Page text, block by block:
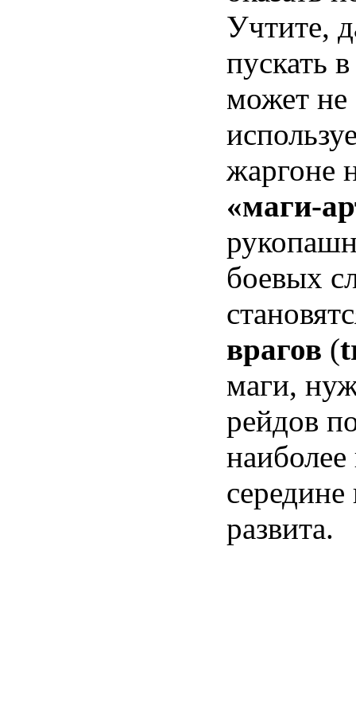
Учтите,
пускать
может не
жаргоне
«маги-
боевых
врагов (
маги,
рейдов
развита.